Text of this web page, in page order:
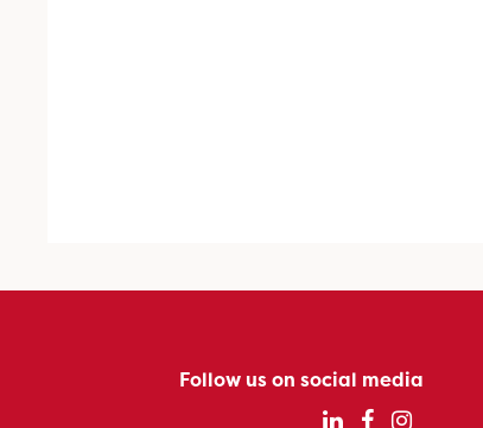
Follow us on social media